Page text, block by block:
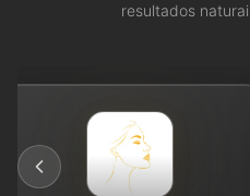
resultados